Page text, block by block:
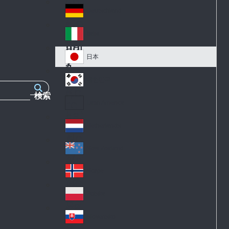
検索
k
an
ce
Ge
an
y
Ital
y
Ja
pa
日本
a
Lat
in
A
m
eri
ca
Ne
the
rla
nd
s
Ne
w
Ze
ala
nd
No
rw
ay
Po
lan